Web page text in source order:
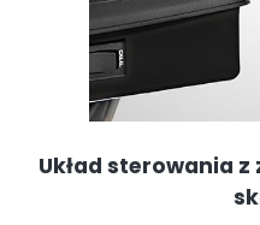
Układ sterowania